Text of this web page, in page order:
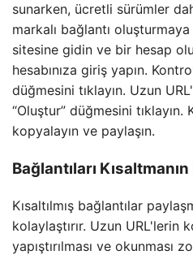
sunarken, ücretli sürümler
markalı bağlantı
sitesine gidin ve bir hesap
hesabınıza giriş yapın.
düğmesini tıklayın. Uzun
“Oluştur” düğmesini tıklayın.
kopyalayın ve paylaşın.
Bağlantıları
Kısaltılmış bağlantılar
kolaylaştırır. Uzun URL'lerin
yapıştırılması ve okunması